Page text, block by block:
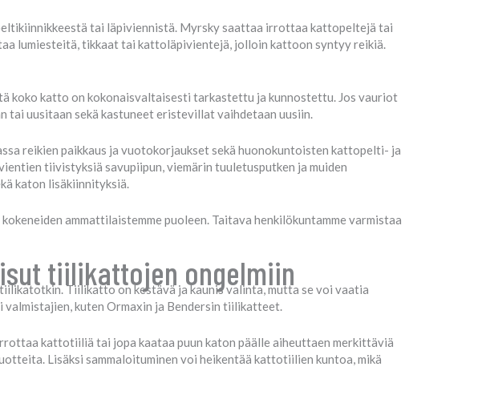
tai läpiviennistä. Myrsky saattaa irrottaa kattopeltejä tai
lumiesteitä, tikkaat tai kattoläpivientejä, jolloin kattoon syntyy reikiä.
koko katto on kokonaisvaltaisesti tarkastettu ja kunnostettu. Jos vauriot
tai uusitaan sekä kastuneet eristevillat vaihdetaan uusiin.
reikien paikkaus ja vuotokorjaukset sekä huonokuntoisten kattopelti- ja
tiivistyksiä savupiipun, viemärin tuuletusputken ja muiden
katon lisäkiinnityksiä.
ammattilaistemme puoleen. Taitava henkilökuntamme varmistaa
tiilikattojen ongelmiin
Tiilikatto on kestävä ja kaunis valinta, mutta se voi vaatia
kuten Ormaxin ja Bendersin tiilikatteet.
kattotiiliä tai jopa kaataa puun katon päälle aiheuttaen merkittäviä
Lisäksi sammaloituminen voi heikentää kattotiilien kuntoa, mikä